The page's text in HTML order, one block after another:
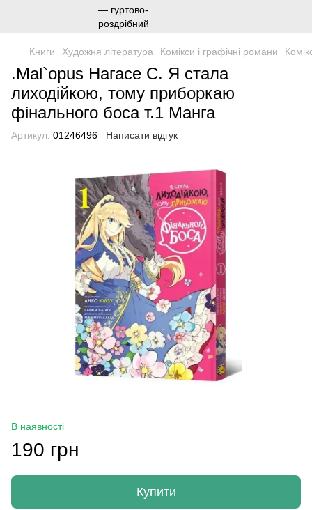
Книги Художня література Комікси і графічні романи
.Mal`opus Нагасе С. Я стала
лиходійкою, тому приборкаю
фінального боса т.1 Манга
Артикул: 01246496 Написати відгук
В наявності
190 грн
Купити